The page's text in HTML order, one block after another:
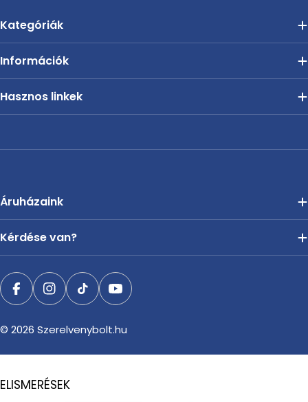
Kategóriák
Információk
Hasznos linkek
Áruházaink
Kérdése van?
FacebookInstagram
TikTokYouTube
© 2026 Szerelvenybolt.hu
ELISMERÉSEK